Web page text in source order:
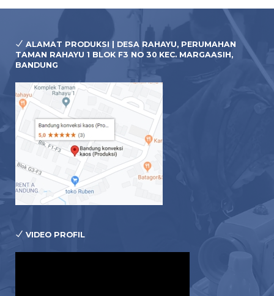
ALAMAT PRODUKSI | DESA RAHAYU, PERUMAHAN
TAMAN RAHAYU 1 BLOK F3 NO 30 KEC. MARGAASIH,
BANDUNG
VIDEO PROFIL